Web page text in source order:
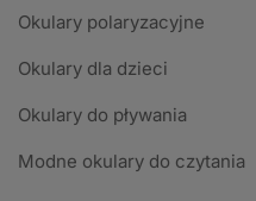
Okulary polaryzacyjne
Okulary dla dzieci
Okulary do pływania
Modne okulary do czytania